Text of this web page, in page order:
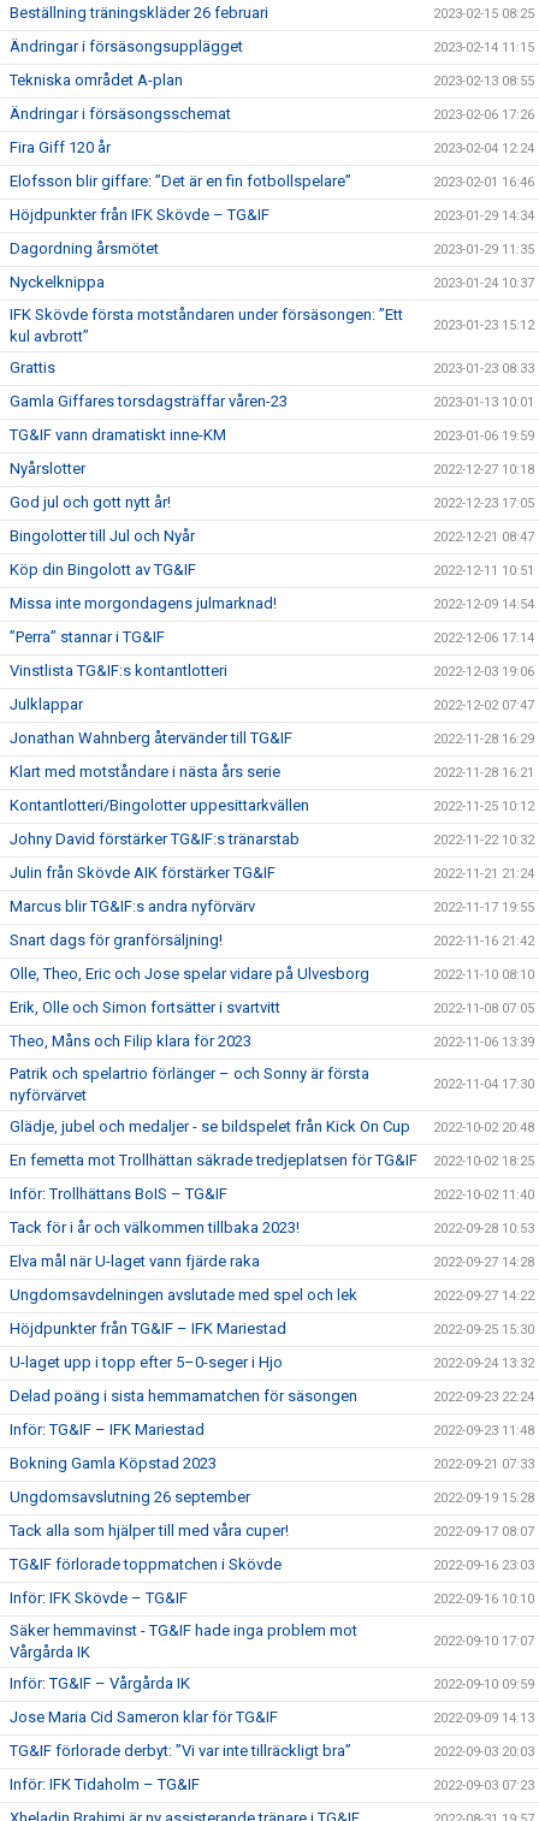
Beställning träningskläder 26 februari 2023-02-15 08:25
Ändringar i försäsongsupplägget 2023-02-14 11:15
Tekniska området A-plan 2023-02-13 08:55
Ändringar i försäsongsschemat 2023-02-06 17:26
Fira Giff 120 år 2023-02-04 12:24
Elofsson blir giffare: ”Det är en fin fotbollspelare” 2023-02-01 16:46
Höjdpunkter från IFK Skövde – TG&IF 2023-01-29 14:34
Dagordning årsmötet 2023-01-29 11:35
Nyckelknippa 2023-01-24 10:37
IFK Skövde första motståndaren under försäsongen: ”Ett
kul avbrott”
2023-01-23 15:12
Grattis 2023-01-23 08:33
Gamla Giffares torsdagsträffar våren-23 2023-01-13 10:01
TG&IF vann dramatiskt inne-KM 2023-01-06 19:59
Nyårslotter 2022-12-27 10:18
God jul och gott nytt år! 2022-12-23 17:05
Bingolotter till Jul och Nyår 2022-12-21 08:47
Köp din Bingolott av TG&IF 2022-12-11 10:51
Missa inte morgondagens julmarknad! 2022-12-09 14:54
”Perra” stannar i TG&IF 2022-12-06 17:14
Vinstlista TG&IF:s kontantlotteri 2022-12-03 19:06
Julklappar 2022-12-02 07:47
Jonathan Wahnberg återvänder till TG&IF 2022-11-28 16:29
Klart med motståndare i nästa års serie 2022-11-28 16:21
Kontantlotteri/Bingolotter uppesittarkvällen 2022-11-25 10:12
Johny David förstärker TG&IF:s tränarstab 2022-11-22 10:32
Julin från Skövde AIK förstärker TG&IF 2022-11-21 21:24
Marcus blir TG&IF:s andra nyförvärv 2022-11-17 19:55
Snart dags för granförsäljning! 2022-11-16 21:42
Olle, Theo, Eric och Jose spelar vidare på Ulvesborg 2022-11-10 08:10
Erik, Olle och Simon fortsätter i svartvitt 2022-11-08 07:05
Theo, Måns och Filip klara för 2023 2022-11-06 13:39
Patrik och spelartrio förlänger – och Sonny är första
nyförvärvet
2022-11-04 17:30
Glädje, jubel och medaljer - se bildspelet från Kick On Cup 2022-10-02 20:48
En femetta mot Trollhättan säkrade tredjeplatsen för TG&IF 2022-10-02 18:25
Inför: Trollhättans BoIS – TG&IF 2022-10-02 11:40
Tack för i år och välkommen tillbaka 2023! 2022-09-28 10:53
Elva mål när U-laget vann fjärde raka 2022-09-27 14:28
Ungdomsavdelningen avslutade med spel och lek 2022-09-27 14:22
Höjdpunkter från TG&IF – IFK Mariestad 2022-09-25 15:30
U-laget upp i topp efter 5–0-seger i Hjo 2022-09-24 13:32
Delad poäng i sista hemmamatchen för säsongen 2022-09-23 22:24
Inför: TG&IF – IFK Mariestad 2022-09-23 11:48
Bokning Gamla Köpstad 2023 2022-09-21 07:33
Ungdomsavslutning 26 september 2022-09-19 15:28
Tack alla som hjälper till med våra cuper! 2022-09-17 08:07
TG&IF förlorade toppmatchen i Skövde 2022-09-16 23:03
Inför: IFK Skövde – TG&IF 2022-09-16 10:10
Säker hemmavinst - TG&IF hade inga problem mot
Vårgårda IK
2022-09-10 17:07
Inför: TG&IF – Vårgårda IK 2022-09-10 09:59
Jose Maria Cid Sameron klar för TG&IF 2022-09-09 14:13
TG&IF förlorade derbyt: ”Vi var inte tillräckligt bra” 2022-09-03 20:03
Inför: IFK Tidaholm – TG&IF 2022-09-03 07:23